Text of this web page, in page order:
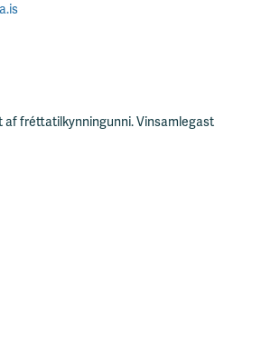
af fréttatilkynningunni. Vinsamlegast